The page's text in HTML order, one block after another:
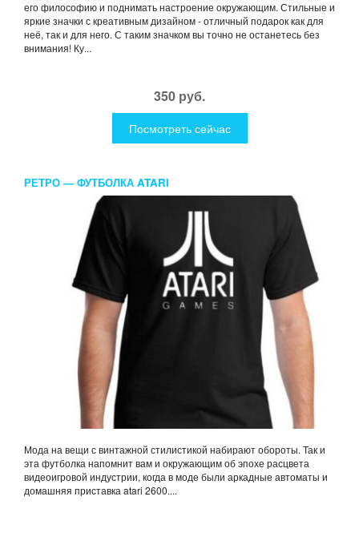
его философию и поднимать настроение окружающим. Стильные и
яркие значки с креативным дизайном - отличный подарок как для
неё, так и для него. С таким значком вы точно не останетесь без
внимания! Ку...
350 руб.
Посмотреть сейчас
РЕТРО — ФУТБОЛКА ATARI
Мода на вещи с винтажной стилистикой набирают обороты. Так и
эта футболка напомнит вам и окружающим об эпохе расцвета
видеоигровой индустрии, когда в моде были аркадные автоматы и
домашняя приставка atari 2600....